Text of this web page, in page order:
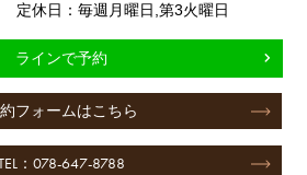
定休日：毎週月曜日,第3火曜日
ラインで予約
フォームはこちら
：078-647-8788